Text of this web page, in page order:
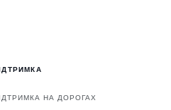
НА ДОРОГАХ